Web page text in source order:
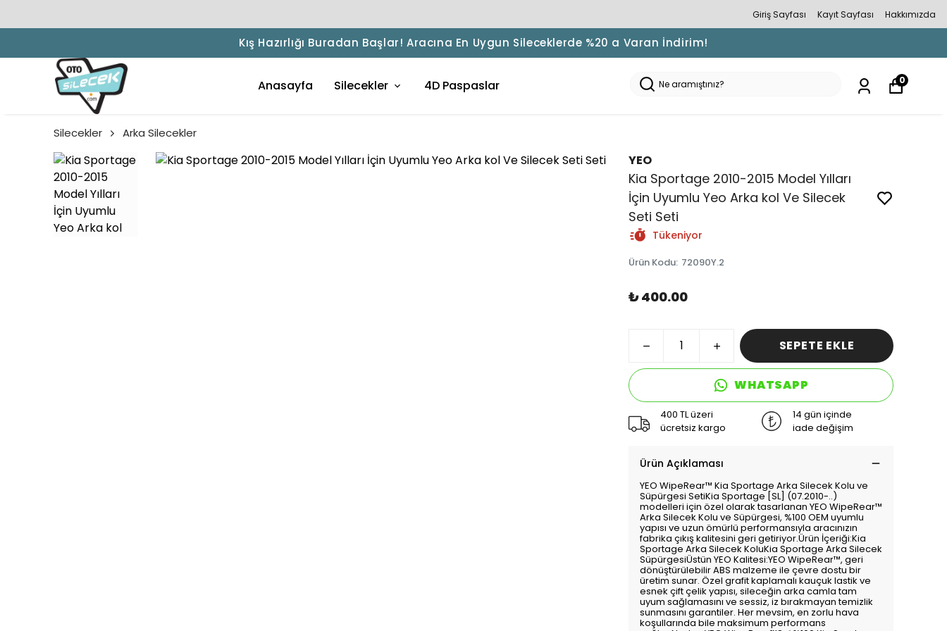
Giriş Sayfası Kayıt Sayfası Hakkımızda
Kış Hazırlığı Buradan Başlar! Aracına En Uygun Sileceklerde %20 a Varan İndirim!
Anasayfa Silecekler 4D Paspaslar 0
Silecekler Arka Silecekler
YEO
Kia Sportage 2010-2015 Model Yılları
İçin Uyumlu Yeo Arka kol Ve Silecek
Seti Seti
Tükeniyor
Ürün Kodu: 72090Y.2
₺ 400.00
SEPETE EKLE
WHATSAPP
400 TL üzeri
ücretsiz kargo
14 gün içinde
iade değişim
Ürün Açıklaması
YEO WipeRear™️ Kia Sportage Arka Silecek Kolu ve
Süpürgesi SetiKia Sportage [SL] (07.2010-..)
modelleri için özel olarak tasarlanan YEO WipeRear™️
Arka Silecek Kolu ve Süpürgesi, %100 OEM uyumlu
yapısı ve uzun ömürlü performansıyla aracınızın
fabrika çıkış kalitesini geri getiriyor.Ürün İçeriği:Kia
Sportage Arka Silecek KoluKia Sportage Arka Silecek
SüpürgesiÜstün YEO Kalitesi:YEO WipeRear™️, geri
dönüştürülebilir ABS malzeme ile çevre dostu bir
üretim sunar. Özel grafit kaplamalı kauçuk lastik ve
esnek çift çelik yapısı, sileceğin arka camla tam
uyum sağlamasını ve sessiz, iz bırakmayan temizlik
sunmasını garantiler. Her mevsim, en zorlu hava
koşullarında bile maksimum performans